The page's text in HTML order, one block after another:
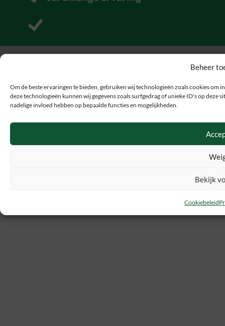
Beheer
Om de beste ervaringen te bieden, gebruiken wij technologieën zoals cookies om
deze technologieën kunnen wij gegevens zoals surfgedrag of unieke ID's op deze
nadelige invloed hebben op bepaalde functies en mogelijkheden.
Bekijk
Cookiebeleid